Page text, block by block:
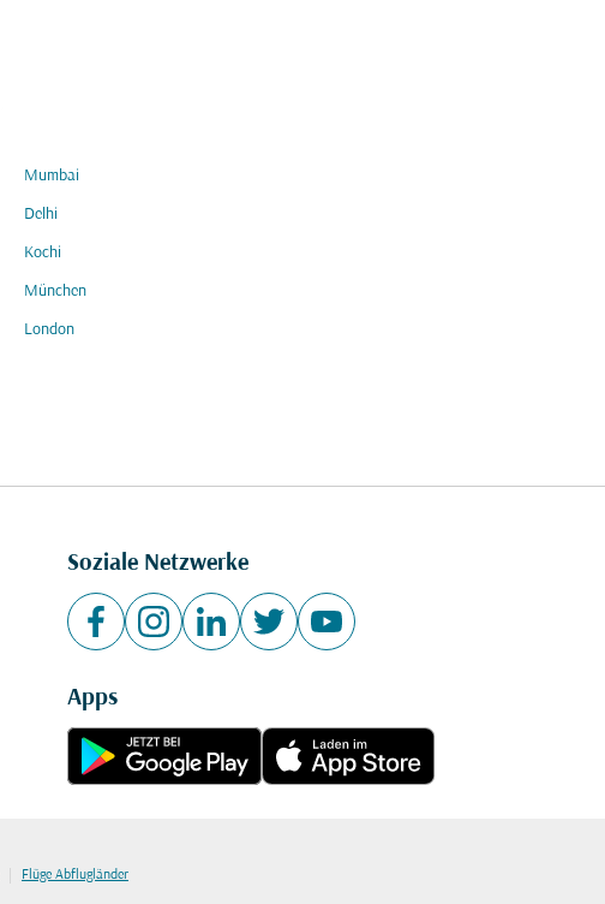
Mumbai
Delhi
Kochi
München
London
Soziale Netzwerke
Apps
| Flüge Abflugländer